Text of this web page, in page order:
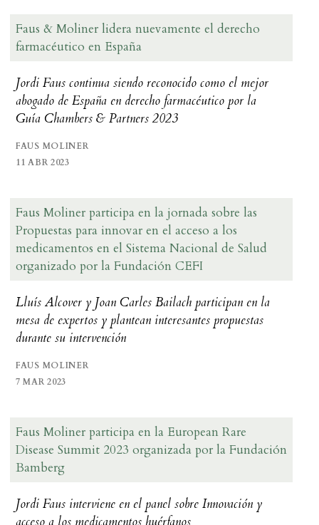
Faus & Moliner lidera nuevamente el derecho
farmacéutico en España
Jordi Faus continua siendo reconocido como el mejor
abogado de España en derecho farmacéutico por la
Guía Chambers & Partners 2023
FAUS MOLINER
11 ABR 2023
Faus Moliner participa en la jornada sobre las
Propuestas para innovar en el acceso a los
medicamentos en el Sistema Nacional de Salud
organizado por la Fundación CEFI
Lluís Alcover y Joan Carles Bailach participan en la
mesa de expertos y plantean interesantes propuestas
durante su intervención
FAUS MOLINER
7 MAR 2023
Faus Moliner participa en la European Rare
Disease Summit 2023 organizada por la Fundación
Bamberg
Jordi Faus interviene en el panel sobre Innovación y
acceso a los medicamentos huérfanos